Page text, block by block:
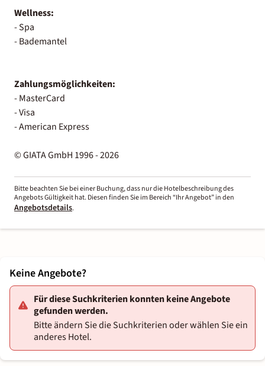
Wellness:
- Spa
- Bademantel
Zahlungsmöglichkeiten:
- MasterCard
- Visa
- American Express
© GIATA GmbH 1996 - 2026
Bitte beachten Sie bei einer Buchung, dass nur die Hotelbeschreibung des
Angebots Gültigkeit hat. Diesen finden Sie im Bereich “Ihr Angebot” in den
Angebotsdetails.
Keine Angebote?
Für diese Suchkriterien konnten keine Angebote
gefunden werden.
Bitte ändern Sie die Suchkriterien oder wählen Sie ein
anderes Hotel.